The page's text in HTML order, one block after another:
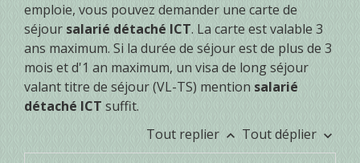
emploie, vous pouvez demander une carte de
séjour salarié détaché ICT. La carte est valable 3
ans maximum. Si la durée de séjour est de plus de 3
mois et d'1 an maximum, un visa de long séjour
valant titre de séjour (VL-TS) mention salarié
détaché ICT suffit.
Tout replier keyboard_arrow_up Tout déplier keyboard_arrow_down